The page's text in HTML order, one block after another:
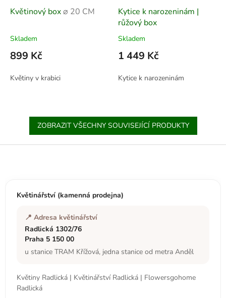
Květinový box⌀ 20 CM
Skladem
899 Kč
Květiny v krabici
Kytice k narozeninám |
růžový box
Skladem
1 449 Kč
Kytice k narozeninám
ZOBRAZIT VŠECHNY SOUVISEJÍCÍ PRODUKTY
Z
Květinářství (kamenná prodejna)
📍 Adresa květinářství
Radlická 1302/76
Praha 5 150 00
u stanice TRAM Křížová, jedna stanice od metra Anděl
Květiny Radlická | Květinářství Radlická | Flowersgohome
Radlická